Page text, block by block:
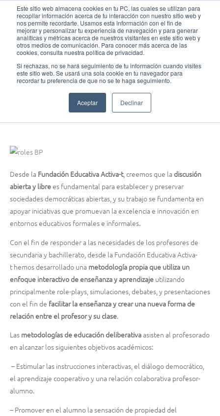
Este sitio web almacena cookies en tu PC, las cuales se utilizan para
recopilar información acerca de tu interacción con nuestro sitio web y
nos permite recordarte. Usamos esta información con el fin de
mejorar y personalizar tu experiencia de navegación y para generar
analíticas y métricas acerca de nuestros visitantes en este sitio web y
otros medios de comunicación. Para conocer más acerca de las
cookies, consulta nuestra política de privacidad.
Si rechazas, no se hará seguimiento de tu información cuando visites
este sitio web. Se usará una sola cookie en tu navegador para
recordar tu preferencia de que no se te haga seguimiento.
Aceptar Declinar
contenido
Fundación Actívate
Liga de debate
Desde la Fundación Educativa Activa-t, creemos que la discusión
abierta y librees fundamental para establecer y preservar
sociedades democráticas abiertas, y su trabajo se fundamenta en
apoyar iniciativas que promuevan la excelencia e innovación en
entornos educativos formales e informales.
Con el fin de responder a las necesidades de los profesores de
secundaria y bachillerato, desde la Fundación Educativa Activa-
t hemos desarrollado una metodología propia que utiliza un
enfoque interactivo de enseñanza y aprendizaje utilizando
principalmente role-plays, simulaciones, debates, y presentaciones
con el fin de facilitar la enseñanza y crear una nueva forma de
relación entre el profesor y su clase.
Las metodologías de educación deliberativaasisten al profesorado
en alcanzar los siguientes objetivos académicos:
– Estimular las instrucciones interactivas, el diálogo democrático,
el aprendizaje cooperativo y una relación colaborativa profesor-
alumno.
– Promover en el alumno la sensación de propiedad del